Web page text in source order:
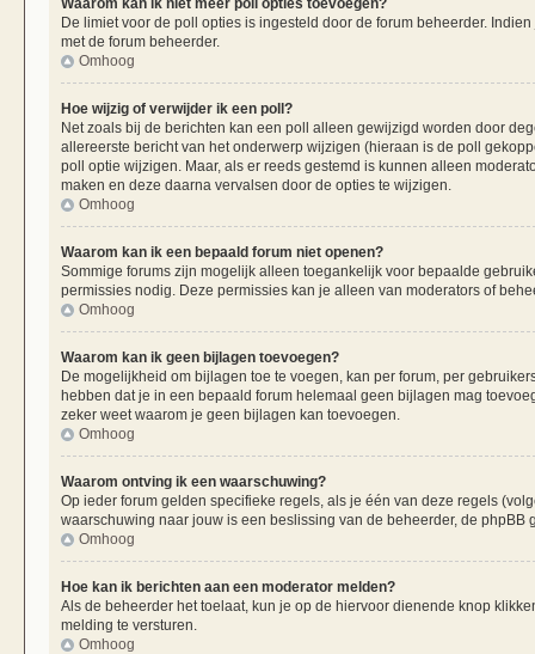
De limiet voor de poll opties is ingesteld door de forum beheerder.
met de forum beheerder.
Omhoog
Hoe wijzig of verwijder ik een poll?
Net zoals bij de berichten kan een poll alleen gewijzigd worden door
allereerste bericht van het onderwerp wijzigen (hieraan is de poll
poll optie wijzigen. Maar, als er reeds gestemd is kunnen alleen
maken en deze daarna vervalsen door de opties te wijzigen.
Omhoog
Waarom kan ik een bepaald forum niet openen?
Sommige forums zijn mogelijk alleen toegankelijk voor bepaalde
permissies nodig. Deze permissies kan je alleen van moderators of
Omhoog
Waarom kan ik geen bijlagen toevoegen?
De mogelijkheid om bijlagen toe te voegen, kan per forum, per
hebben dat je in een bepaald forum helemaal geen bijlagen mag
zeker weet waarom je geen bijlagen kan toevoegen.
Omhoog
Waarom ontving ik een waarschuwing?
Op ieder forum gelden specifieke regels, als je één van deze regels
waarschuwing naar jouw is een beslissing van de beheerder, de phpBB
Omhoog
Hoe kan ik berichten aan een moderator melden?
Als de beheerder het toelaat, kun je op de hiervoor dienende knop
melding te versturen.
Omhoog